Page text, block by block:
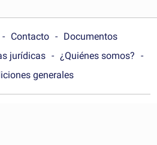
Contacto
Documentos
jurídicas
¿Quiénes somos?
generales